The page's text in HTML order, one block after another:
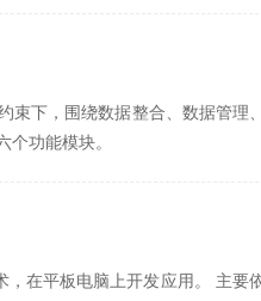
束下，围绕数据整合、数据管
功能模块。
在平板电脑上开发应用。 主